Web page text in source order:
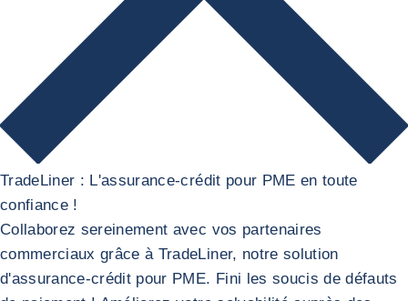
TradeLiner : L'assurance-crédit pour PME en toute
confiance !
Collaborez sereinement avec vos partenaires
commerciaux grâce à TradeLiner, notre solution
d'assurance-crédit pour PME. Fini les soucis de défauts